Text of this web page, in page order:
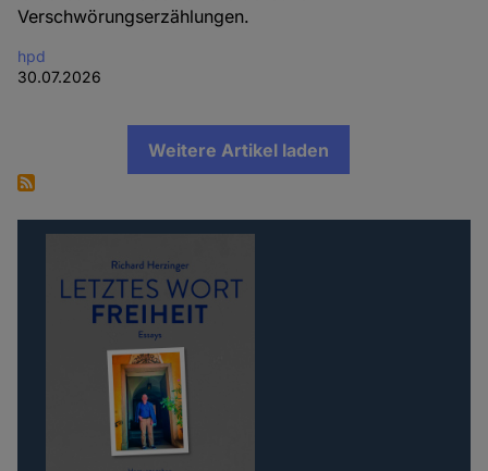
Verschwörungserzählungen.
hpd
30.07.2026
Weitere Artikel laden